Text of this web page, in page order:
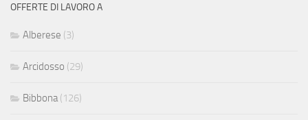
OFFERTE DI LAVORO A
Alberese (3)
Arcidosso (29)
Bibbona (126)